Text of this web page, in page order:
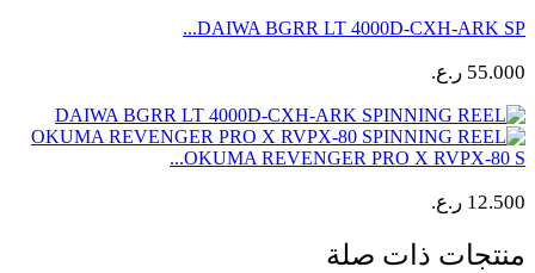
DAIWA BGRR LT 4000D-CXH-ARK SP...
55.000 ر.ع.
OKUMA REVENGER PRO X RVPX-80 S...
12.500 ر.ع.
منتجات ذات صلة